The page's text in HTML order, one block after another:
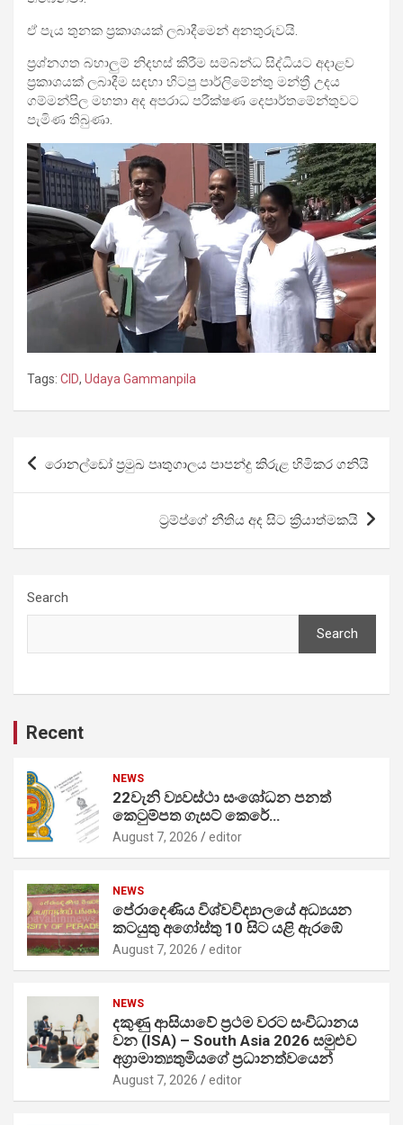
ඒ පැය තුනක ප්‍රකාශයක් ලබාදීමෙන් අනතුරුවයි.
ප්‍රශ්නගත බහාලුම් නිදහස් කිරීම සම්බන්ධ සිද්ධියට අදාළව
ප්‍රකාශයක් ලබාදීම සඳහා හිටපු පාර්ලිමේන්තු මන්ත්‍රී උදය
ගම්මන්පිල මහතා අද අපරාධ පරීක්ෂණ දෙපාර්තමේන්තුවට
පැමිණ තිබුණා.
Tags: CID, Udaya Gammanpila
Post
navigation
රොනල්ඩෝ ප්‍රමුඛ පෘතුගාලය පාපන්දු කිරුළ හිමිකර ගනියි
ට්‍රම්ප්ගේ නීතිය අද සිට ක්‍රියාත්මකයි
Search
Search
Recent
NEWS
22වැනි ව්‍යවස්ථා සංශෝධන පනත්
කෙටුම්පත ගැසට් කෙරේ…
August 7, 2026 editor
NEWS
පේරාදෙණිය විශ්වවිද්‍යාලයේ අධ්‍යයන
කටයුතු අගෝස්තු 10 සිට යළි ඇරඹේ
August 7, 2026 editor
NEWS
දකුණු ආසියාවේ ප්‍රථම වරට සංවිධානය
වන (ISA) – South Asia 2026 සමුළුව
අග්‍රාමාත්‍යතුමියගේ ප්‍රධානත්වයෙන්
August 7, 2026 editor